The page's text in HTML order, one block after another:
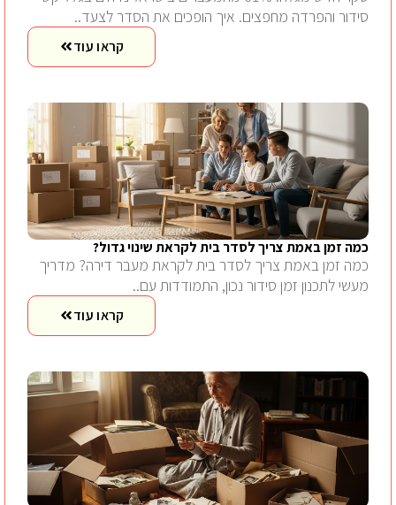
סידור והפרדה מחפצים. איך הופכים את הסדר לצעד..
קראו עוד
כמה זמן באמת צריך לסדר בית לקראת שינוי גדול?
כמה זמן באמת צריך לסדר בית לקראת מעבר דירה? מדריך
מעשי לתכנון זמן סידור נכון, התמודדות עם..
קראו עוד